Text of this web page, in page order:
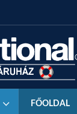
FŐOLDAL